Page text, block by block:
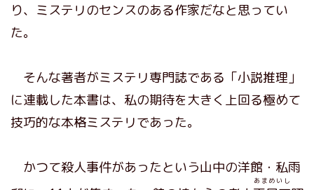
り、ミステリのセンスのある作家だなと思ってい
た。
そんな著者がミステリ専門誌である「小説推理」
に連載した本書は、私の期待を大きく上回る極めて
技巧的な本格ミステリであった。
かつて殺人事件があったという山中の洋館・私雨
あまめいし